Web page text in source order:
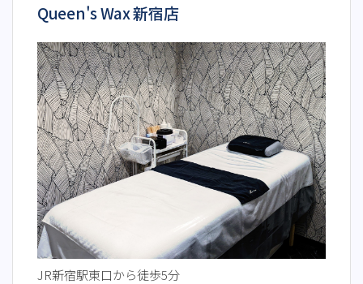
Queen's Wax 新宿店
JR新宿駅東口から徒歩5分